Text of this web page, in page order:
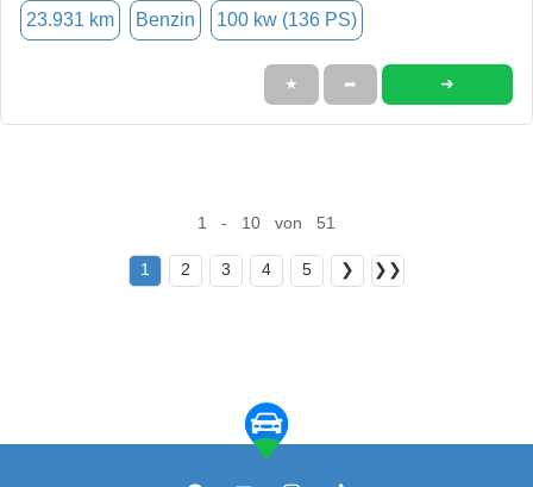
23.931 km Benzin 100 kw (136 PS)
★ ➦ ➜
1 - 10 von 51
1 2 3 4 5 ❯ ❯❯